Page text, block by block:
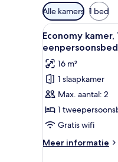
Beschikbare
filters
voor
kamers
Alle kamers 1 bed
Alle
foto's
voor
Economy
kamer,
1
of
2
5
Economy
16 m²
1 slaapkamer
Max. aantal: 2
1
Gratis wifi
Meer informatie
Meer